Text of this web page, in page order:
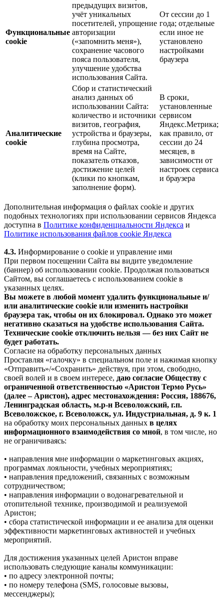
Функциональные
cookie
предыдущих визитов,
учёт уникальных
посетителей, упрощение
авторизации
(«запомнить меня»),
сохранение часового
пояса пользователя,
улучшение удобства
использования Сайта.
От сессии до 1
года; отдельные
если иное не
установлено
настройками
браузера
Аналитические
cookie
Сбор и статистический
анализ данных об
использовании Сайта:
количество и источники
визитов, география,
устройства и браузеры,
глубина просмотра,
время на Сайте,
показатель отказов,
достижение целей
(клики по кнопкам,
заполнение форм).
В сроки,
установленные
сервисом
Яндекс.Метрика;
как правило, от
сессии до 24
месяцев, в
зависимости от
настроек сервиса
и браузера
Дополнительная информация о файлах cookie и других
подобных технологиях при использовании сервисов Яндекса
доступна в Политике конфиденциальности Яндекса и
Политике использования файлов cookie Яндекса
4.3. Информирование о cookie и управление ими
При первом посещении Сайта вы видите уведомление
(баннер) об использовании cookie. Продолжая пользоваться
Сайтом, вы соглашаетесь с использованием cookie в
указанных целях.
Вы можете в любой момент удалить функциональные и/
или аналитические cookie или изменить настройки
браузера так, чтобы он их блокировал. Однако это может
негативно сказаться на удобстве использования Сайта.
Технические cookie отключить нельзя — без них Сайт не
будет работать.
Согласие на обработку персональных данных
Проставляя «галочку» в специальном поле и нажимая кнопку
«Отправить»/«Сохранить» действуя, при этом, свободно,
своей волей и в своем интересе, даю согласие Обществу с
ограниченной ответственностью «Аристон Термо Русь»
(далее – Аристон), адрес местонахождения: Россия, 188676,
Ленинградская область, м.р-н Всеволожский, г.п.
Всеволожское, г. Всеволожск, ул. Индустриальная, д. 9 к. 1
на обработку моих персональных данных в целях
информационного взаимодействия со мной, в том числе, но
не ограничиваясь:
• направления мне информации о маркетинговых акциях,
программах лояльности, учебных мероприятиях;
• направления предложений, связанных с возможным
сотрудничеством;
• направления информации о водонагревательной и
отопительной технике, производимой и реализуемой
Аристон;
• сбора статистической информации и ее анализа для оценки
эффективности маркетинговых активностей и учебных
мероприятий.
Для достижения указанных целей Аристон вправе
использовать следующие каналы коммуникации:
• по адресу электронной почты;
• по номеру телефона (SMS, голосовые вызовы,
мессенджеры);